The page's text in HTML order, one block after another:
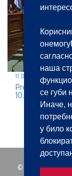
наша
се губи
Иначе,
у било
11.05.2026.
Predstavljanje
10. BEKOP-u
© 2021 |